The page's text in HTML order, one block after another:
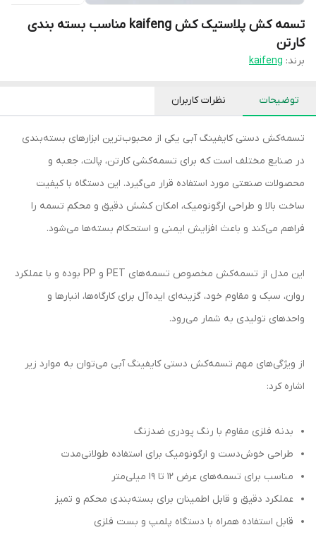
تسمه کش پلاستیک کش kaifeng مناسب بسته بندی
کارتن
برند: kaifeng
توضیحات نظرات کاربران
تسمه‌کش دستی کایفینگ آبی یکی از محبوب‌ترین ابزارهای بسته‌بندی
در صنایع مختلف است که برای تسمه‌کشی کارتن، پالت، جعبه و
محصولات صنعتی مورد استفاده قرار می‌گیرد. این دستگاه با کیفیت
ساخت بالا و طراحی ارگونومیک، امکان کشش دقیق و محکم تسمه را
فراهم می‌کند و باعث افزایش ایمنی و استحکام بسته‌ها می‌شود.
این مدل از تسمه‌کش مخصوص تسمه‌های PET و PP بوده و با عملکرد
روان، سبک و مقاوم خود، گزینه‌ای ایده‌آل برای کارگاه‌ها، انبارها و
واحدهای تولیدی به شمار می‌رود.
از ویژگی‌های مهم تسمه‌کش دستی کایفینگ آبی می‌توان به موارد زیر
اشاره کرد:
بدنه فلزی مقاوم با رنگ پودری ضدزنگ
طراحی خوش‌دست و ارگونومیک برای استفاده طولانی‌مدت
مناسب برای تسمه‌های عرض ۱۲ تا ۱۹ میلی‌متر
عملکرد دقیق و قابل اطمینان برای بسته‌بندی محکم و تمیز
قابل استفاده همراه با دستگاه پلمپ و بست فلزی